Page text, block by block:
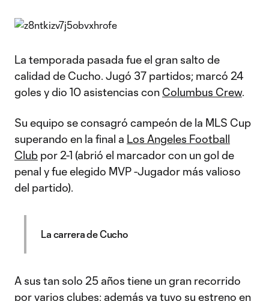
La temporada pasada fue el gran salto de
calidad de Cucho. Jugó 37 partidos; marcó 24
goles y dio 10 asistencias con Columbus Crew.
Su equipo se consagró campeón de la MLS Cup
superando en la final a Los Angeles Football
Club por 2-1 (abrió el marcador con un gol de
penal y fue elegido MVP -Jugador más valioso
del partido).
La carrera de Cucho
A sus tan solo 25 años tiene un gran recorrido
por varios clubes; además ya tuvo su estreno en